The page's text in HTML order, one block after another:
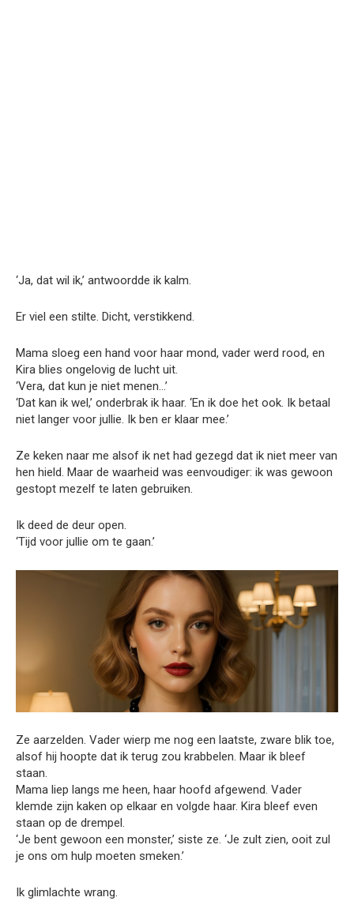
‘Ja, dat wil ik,’ antwoordde ik kalm.
Er viel een stilte. Dicht, verstikkend.
Mama sloeg een hand voor haar mond, vader werd rood, en
Kira blies ongelovig de lucht uit.
‘Vera, dat kun je niet menen…’
‘Dat kan ik wel,’ onderbrak ik haar. ‘En ik doe het ook. Ik betaal
niet langer voor jullie. Ik ben er klaar mee.’
Ze keken naar me alsof ik net had gezegd dat ik niet meer van
hen hield. Maar de waarheid was eenvoudiger: ik was gewoon
gestopt mezelf te laten gebruiken.
Ik deed de deur open.
‘Tijd voor jullie om te gaan.’
Ze aarzelden. Vader wierp me nog een laatste, zware blik toe,
alsof hij hoopte dat ik terug zou krabbelen. Maar ik bleef
staan.
Mama liep langs me heen, haar hoofd afgewend. Vader
klemde zijn kaken op elkaar en volgde haar. Kira bleef even
staan op de drempel.
‘Je bent gewoon een monster,’ siste ze. ‘Je zult zien, ooit zul
je ons om hulp moeten smeken.’
Ik glimlachte wrang.